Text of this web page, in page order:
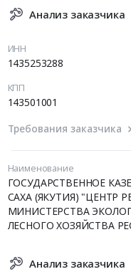
Анализ заказчика
ИНН
1435253288
КПП
143501001
Требования заказчика
Наименование
ГОСУДАРСТВЕННОЕ
САХА (ЯКУТИЯ) "ЦЕНТР
МИНИСТЕРСТВА
ЛЕСНОГО ХОЗЯЙСТВА
Анализ заказчика